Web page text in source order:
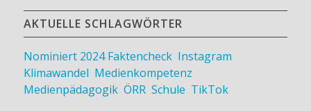
AKTUELLE SCHLAGWÖRTER
Nominiert 2024 Faktencheck, Instagram
Klimawandel Medienkompetenz
Medienpädagogik, ÖRR, Schule TikTok